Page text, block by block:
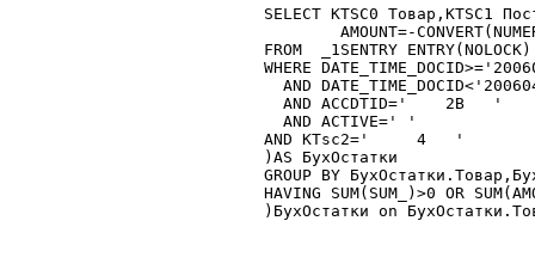
SELECT KTSC0 Товар,KTSC1
FROM  _1SENTRY ENTRY(NOLOCK)
WHERE
AND
  AND ACCDTID='    2B   '
  AND ACTIVE=' '
AND KTsc2='     4   '
)AS БухОстатки
GROUP BY
HAVING SUM(SUM_)>0 OR
)БухОстатки on